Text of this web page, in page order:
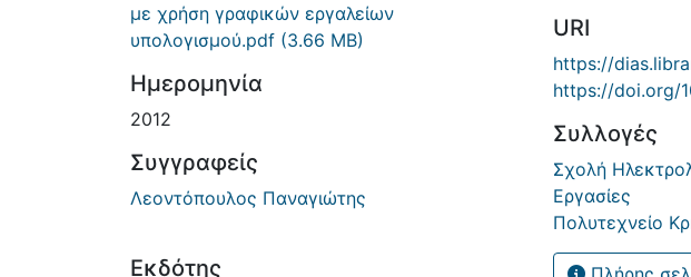
με χρήση γραφικών εργαλείων
υπολογισμού.pdf (3.66 MB)
Ημερομηνία
2012
Συγγραφείς
Λεοντόπουλος Παναγιώτης
Εκδότης
URI
https://
https://doi.org/
Συλλογές
Σχολή
Εργασίες
Πολυτεχνείο